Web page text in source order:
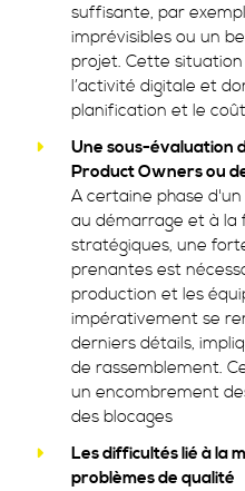
suffisante, par
imprévisibles ou un
projet. Cette
l’activité digitale et
planification et le
Une sous-évaluation
Product Owners ou
A certaine phase
au démarrage et à la
stratégiques, une
prenantes est
production et les
impérativement se
derniers détails,
de rassemblement.
un encombrement
des blocages
Les difficultés lié à la
problèmes de qualité